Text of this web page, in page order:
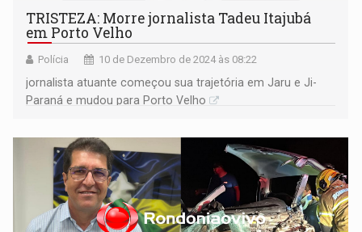
TRISTEZA: Morre jornalista Tadeu Itajubá
em Porto Velho
Polícia 10 de Dezembro de 2024 às 08:22
jornalista atuante começou sua trajetória em Jaru e Ji-
Paraná e mudou para Porto Velho